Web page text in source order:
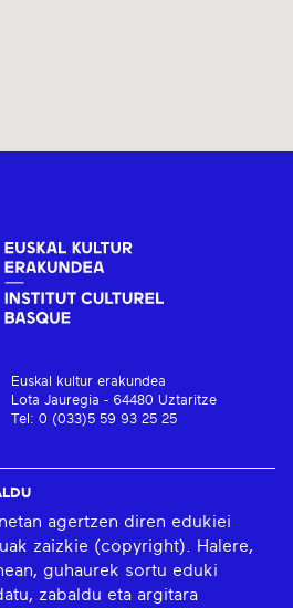
Euskal kultur erakundea
Lota Jauregia - 64480 Uztaritze
Tel: 0 (033)5 59 93 25 25
agertzen diren edukiei
zaizkie (copyright). Halere,
guhaurek sortu eduki
zabaldu eta argitara